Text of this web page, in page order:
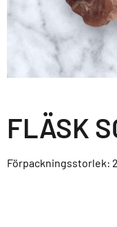
FLÄSK
Förpackningsstorlek: